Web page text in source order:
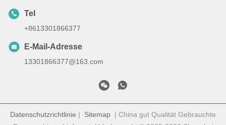
Tel
+8613301866377
E-Mail-Adresse
13301866377@163.com
Datenschutzrichtlinie | Sitemap | China gut Qualität Gebrauchte